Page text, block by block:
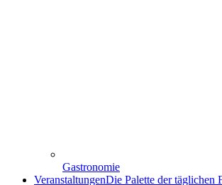
Gastronomie
VeranstaltungenDie Palette der täglichen